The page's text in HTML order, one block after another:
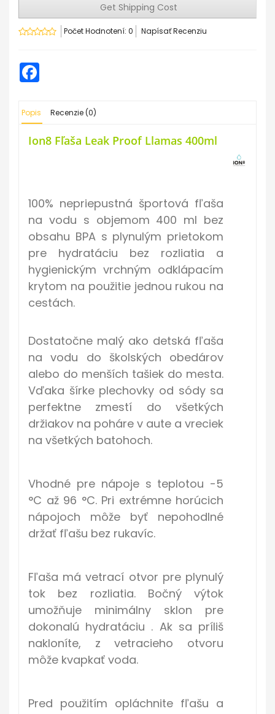
Get Shipping Cost
Počet Hodnotení: 0 Napísať Recenziu
Popis Recenzie (0)
Ion8 Fľaša Leak Proof Llamas 400ml
100% nepriepustná športová fľaša
na vodu s objemom 400 ml bez
obsahu BPA s plynulým prietokom
pre hydratáciu bez rozliatia a
hygienickým vrchným odklápacím
krytom na použitie jednou rukou na
cestách.
Dostatočne malý ako detská fľaša
na vodu do školských obedárov
alebo do menších tašiek do mesta.
Vďaka šírke plechovky od sódy sa
perfektne zmestí do všetkých
držiakov na poháre v aute a vreciek
na všetkých batohoch.
Vhodné pre nápoje s teplotou -5
°C až 96 °C. Pri extrémne horúcich
nápojoch môže byť nepohodlné
držať fľašu bez rukavíc.
Fľaša má vetrací otvor pre plynulý
tok bez rozliatia. Bočný výtok
umožňuje minimálny sklon pre
dokonalú hydratáciu . Ak sa príliš
nakloníte, z vetracieho otvoru
môže kvapkať voda.
Pred použitím opláchnite fľašu a